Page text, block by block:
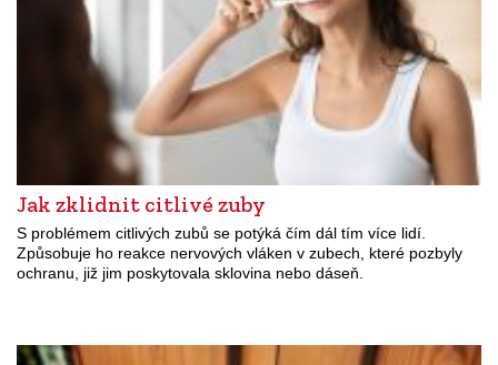
Jak zklidnit citlivé zuby
S problémem citlivých zubů se potýká čím dál tím více lidí.
Způsobuje ho reakce nervových vláken v zubech, které pozbyly
ochranu, již jim poskytovala sklovina nebo dáseň.